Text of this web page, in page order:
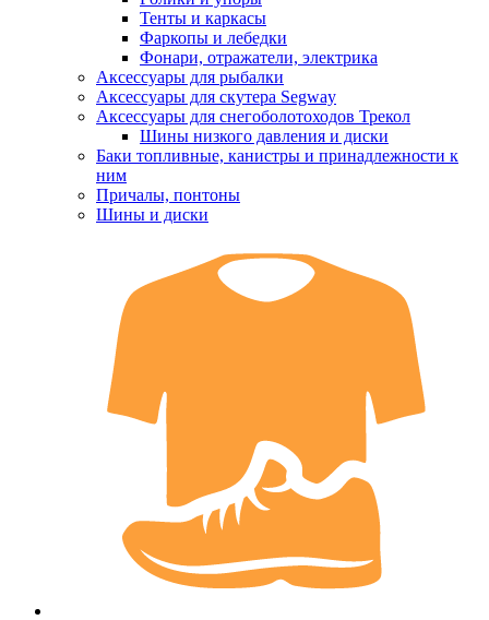
Тенты и каркасы
Фаркопы и лебедки
Фонари, отражатели, электрика
Аксессуары для рыбалки
Аксессуары для скутера Segway
Аксессуары для снегоболотоходов Трекол
Шины низкого давления и диски
Баки топливные, канистры и принадлежности к
ним
Причалы, понтоны
Шины и диски